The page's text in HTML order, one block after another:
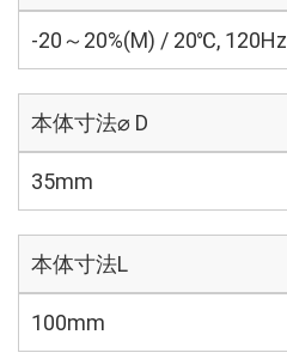
-20～20%(M) / 20℃, 120Hz
本体寸法⌀ D
35mm
本体寸法L
100mm